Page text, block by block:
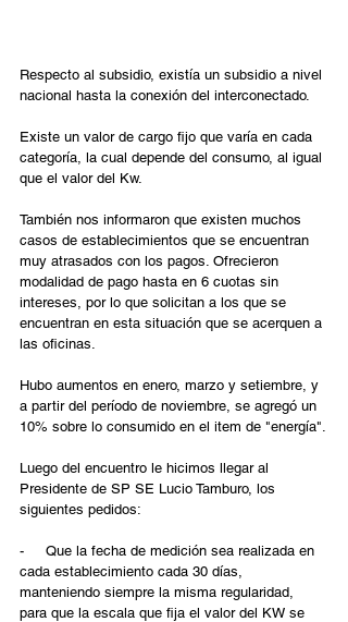
Respecto al subsidio, existía un subsidio a nivel
nacional hasta la conexión del interconectado.
Existe un valor de cargo fijo que varía en cada
categoría, la cual depende del consumo, al igual
que el valor del Kw.
También nos informaron que existen muchos
casos de establecimientos que se encuentran
muy atrasados con los pagos. Ofrecieron
modalidad de pago hasta en 6 cuotas sin
intereses, por lo que solicitan a los que se
encuentran en esta situación que se acerquen a
las oficinas.
Hubo aumentos en enero, marzo y setiembre, y
a partir del período de noviembre, se agregó un
10% sobre lo consumido en el item de "energía".
Luego del encuentro le hicimos llegar al
Presidente de SP SE Lucio Tamburo, los
siguientes pedidos:
-     Que la fecha de medición sea realizada en
cada establecimiento cada 30 días,
manteniendo siempre la misma regularidad,
para que la escala que fija el valor del KW se